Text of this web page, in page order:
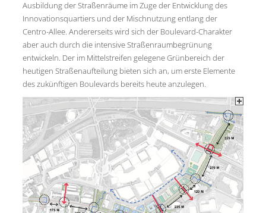
Ausbildung der Straßenräume im Zuge der Entwicklung des
Innovationsquartiers und der Mischnutzung entlang der
Centro-Allee. Andererseits wird sich der Boulevard-Charakter
aber auch durch die intensive Straßenraumbegrünung
entwickeln. Der im Mittelstreifen gelegene Grünbereich der
heutigen Straßenaufteilung bieten sich an, um erste Elemente
des zukünftigen Boulevards bereits heute anzulegen.